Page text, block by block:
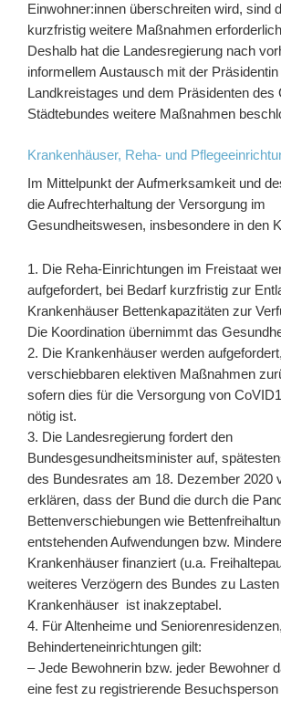
Einwohner:innen überschreiten wird, sind
kurzfristig weitere Maßnahmen
Deshalb hat die Landesregierung nach
informellem Austausch mit der Präsidentin
Landkreistages und dem Präsidenten des
Städtebundes weitere Maßnahmen
Krankenhäuser, Reha- und
Im Mittelpunkt der Aufmerksamkeit und
die Aufrechterhaltung der Versorgung im
Gesundheitswesen, insbesondere in den
1. Die Reha-Einrichtungen im Freistaat
aufgefordert, bei Bedarf kurzfristig zur
Krankenhäuser Bettenkapazitäten zur
Die Koordination übernimmt das
2. Die Krankenhäuser werden
verschiebbaren elektiven Maßnahmen
sofern dies für die Versorgung von
nötig ist.
3. Die Landesregierung fordert den
Bundesgesundheitsminister auf,
des Bundesrates am 18. Dezember 2020
erklären, dass der Bund die durch die
Bettenverschiebungen wie
entstehenden Aufwendungen bzw.
Krankenhäuser finanziert (u.a.
weiteres Verzögern des Bundes zu
Krankenhäuser ist inakzeptabel.
4. Für Altenheime und
Behinderteneinrichtungen gilt:
– Jede Bewohnerin bzw. jeder Bewohner
eine fest zu registrierende Besuchsperson